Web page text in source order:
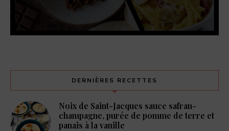
DERNIÈRES RECETTES
Noix de Saint-Jacques sauce safran-
champagne, purée de pomme de terre et
panais à la vanille